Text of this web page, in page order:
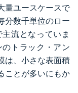
量ユースケースで
分数千単位のロー
流となっていま
トラック・アン
は、小さな表面積
ことが多いにもか